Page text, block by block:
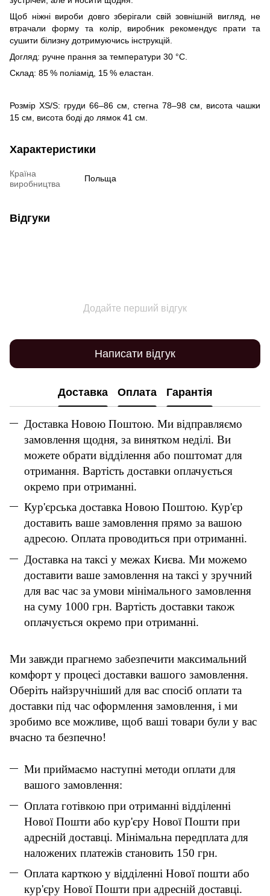
Щоб ніжні вироби довго зберігали свій зовнішній вигляд, не
втрачали форму та колір, виробник рекомендує прати та
сушити білизну дотримуючись інструкцій.
Догляд: ручне прання за температури 30 °C.
Склад: 85 % поліамід, 15 % еластан.
Розмір XS/S: груди 66–86 см, стегна 78–98 см, висота чашки
15 см, висота боді до лямок 41 см.
Характеристики
Країна
виробництва
Польща
Відгуки
Додайте перший відгук
Написати відгук
Доставка Оплата Гарантія
Доставка Новою Поштою. Ми відправляємо
замовлення щодня, за винятком неділі. Ви
можете обрати відділення або поштомат для
отримання. Вартість доставки оплачується
окремо при отриманні.
Кур'єрська доставка Новою Поштою. Кур'єр
доставить ваше замовлення прямо за вашою
адресою. Оплата проводиться при отриманні.
Доставка на таксі у межах Києва. Ми можемо
доставити ваше замовлення на таксі у зручний
для вас час за умови мінімального замовлення
на суму 1000 грн. Вартість доставки також
оплачується окремо при отриманні.
Ми завжди прагнемо забезпечити максимальний
комфорт у процесі доставки вашого замовлення.
Оберіть найзручніший для вас спосіб оплати та
доставки під час оформлення замовлення, і ми
зробимо все можливе, щоб ваші товари були у вас
вчасно та безпечно!
Ми приймаємо наступні методи оплати для
вашого замовлення:
Оплата готівкою при отриманні відділенні
Нової Пошти або кур'єру Нової Пошти при
адресній доставці. Мінімальна передплата для
наложених платежів становить 150 грн.
Оплата карткою у відділенні Нової пошти або
кур'єру Нової Пошти при адресній доставці.